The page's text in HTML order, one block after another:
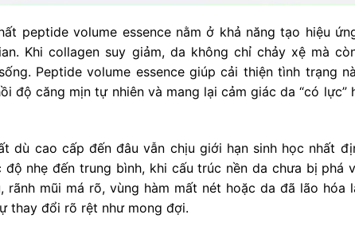
peptide volume essence nằm ở khả năng tạo hiệu
Khi collagen suy giảm, da không chỉ chảy xệ mà
Peptide volume essence giúp cải thiện tình trạng
độ căng mịn tự nhiên và mang lại cảm giác da “có lực”
dù cao cấp đến đâu vẫn chịu giới hạn sinh học nhất
nhẹ đến trung bình, khi cấu trúc nền da chưa bị phá
mũi má rõ, vùng hàm mất nét hoặc da đã lão hóa
thay đổi rõ rệt như mong đợi.